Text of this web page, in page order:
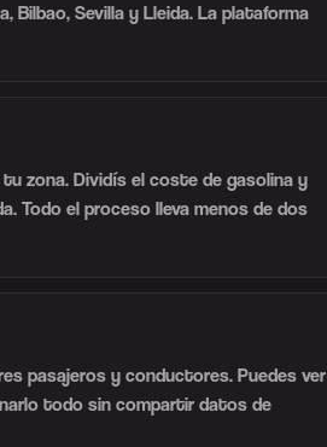
Bilbao, Sevilla y Lleida. La plataforma
zona. Dividís el coste de gasolina y
Todo el proceso lleva menos de dos
pasajeros y conductores. Puedes ver
todo sin compartir datos de